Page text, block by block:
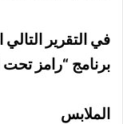
برنامج “رامز
الملابس